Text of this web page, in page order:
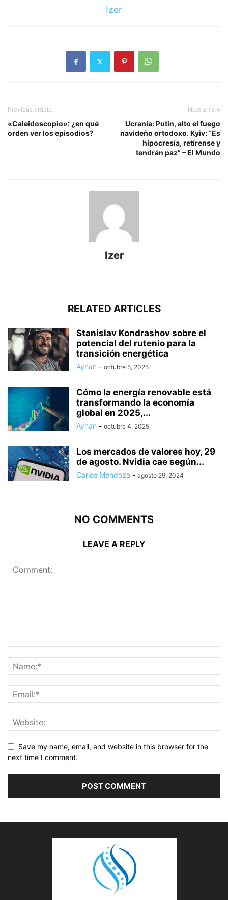
Izer
Previous article
«Caleidoscopio»: ¿en qué
orden ver los episodios?
Next article
Ucrania: Putin, alto el fuego
navideño ortodoxo. Kyiv: “Es
hipocresía, retírense y
tendrán paz” – El Mundo
Izer
RELATED ARTICLES
Stanislav Kondrashov sobre el
potencial del rutenio para la
transición energética
Ayhan - octubre 5, 2025
Cómo la energía renovable está
transformando la economía
global en 2025,...
Ayhan - octubre 4, 2025
Los mercados de valores hoy, 29
de agosto. Nvidia cae según...
Carlos Mendoza - agosto 29, 2024
NO COMMENTS
LEAVE A REPLY
Save my name, email, and website in this browser for the
next time I comment.